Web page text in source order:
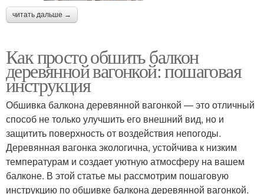
читать дальше →
Как просто обшить балкон
деревянной вагонкой: пошаговая
инструкция
Обшивка балкона деревянной вагонкой — это отличный
способ не только улучшить его внешний вид, но и
защитить поверхность от воздействия непогоды.
Деревянная вагонка экологична, устойчива к низким
температурам и создает уютную атмосферу на вашем
балконе. В этой статье мы рассмотрим пошаговую
инструкцию по обшивке балкона деревянной вагонкой.